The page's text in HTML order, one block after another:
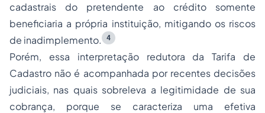
cadastrais do pretendente ao crédito somente
beneficiaria a própria instituição, mitigando os riscos
de inadimplemento.
4
Porém, essa interpretação redutora da Tarifa de
Cadastro não é acompanhada por recentes decisões
judiciais, nas quais sobreleva a legitimidade de sua
cobrança, porque se caracteriza uma efetiva